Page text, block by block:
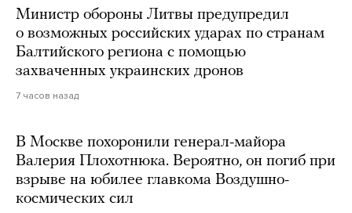
Министр обороны Литвы предупредил
о возможных российских ударах по странам
Балтийского региона с помощью
захваченных украинских дронов
7 часов назад
В Москве похоронили генерал-майора
Валерия Плохотнюка. Вероятно, он погиб при
взрыве на юбилее главкома Воздушно-
космических сил